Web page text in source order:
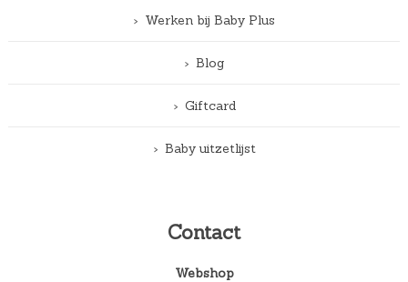
Werken bij Baby Plus
Blog
Giftcard
Baby uitzetlijst
Contact
Webshop